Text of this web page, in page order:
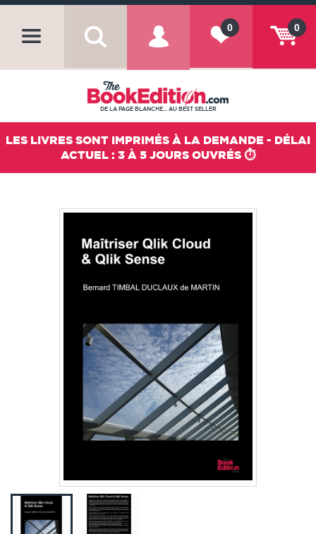
0
0
DE LA PAGE BLANCHE... AU BEST SELLER
LES LIVRES SONT IMPRIMÉS À LA DEMANDE - DÉLAI
ACTUEL : 3 À 5 JOURS OUVRÉS ⏱️